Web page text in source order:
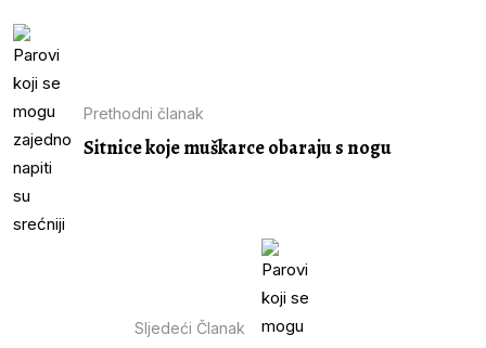
Prethodni članak
Sitnice koje muškarce obaraju s nogu
Sljedeći Članak